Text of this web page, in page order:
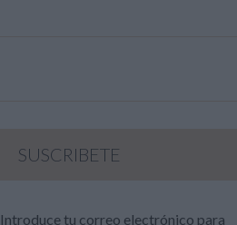
SUSCRIBETE
Introduce tu correo electrónico para